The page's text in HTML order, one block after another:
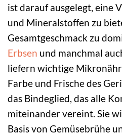
ist darauf ausgelegt, eine
und Mineralstoffen zu
Gesamtgeschmack zu
Erbsen und manchmal
liefern wichtige
Farbe und Frische des
das Bindeglied, das alle
miteinander vereint. Sie
Basis von Gemüsebrühe